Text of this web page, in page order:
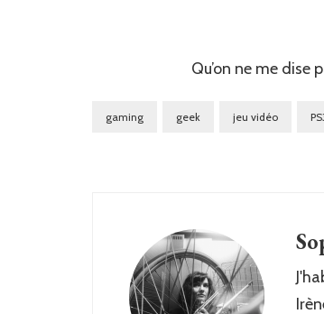
Qu’on ne me dise
gaming geek jeu vidéo